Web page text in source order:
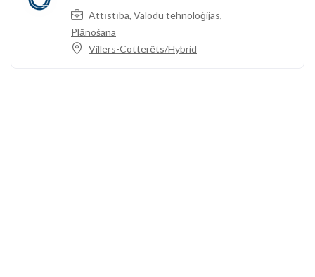
Attīstība, Valodu tehnoloģijas,
Plānošana
Villers-Cotterêts/Hybrid